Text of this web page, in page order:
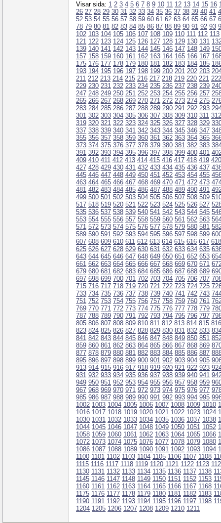
Visar sida: 1 2 3 4 5 6 7 8 9 10 11 12 13 14 15 16
26 27 28 29 30 31 32 33 34 35 36 37 38 39 40 41
52 53 54 55 56 57 58 59 60 61 62 63 64 65 66 67
78 79 80 81 82 83 84 85 86 87 88 89 90 91 92 93
102 103 104 105 106 107 108 109 110 111 112 113
121 122 123 124 125 126 127 128 129 130 131
139 140 141 142 143 144 145 146 147 148 149
157 158 159 160 161 162 163 164 165 166 167
175 176 177 178 179 180 181 182 183 184 185
193 194 195 196 197 198 199 200 201 202 203
211 212 213 214 215 216 217 218 219 220 221 222
229 230 231 232 233 234 235 236 237 238 239
247 248 249 250 251 252 253 254 255 256 257
265 266 267 268 269 270 271 272 273 274 275
283 284 285 286 287 288 289 290 291 292 293
301 302 303 304 305 306 307 308 309 310 311 312
319 320 321 322 323 324 325 326 327 328 329
337 338 339 340 341 342 343 344 345 346 347
355 356 357 358 359 360 361 362 363 364 365
373 374 375 376 377 378 379 380 381 382 383
391 392 393 394 395 396 397 398 399 400 401
409 410 411 412 413 414 415 416 417 418 419 420
427 428 429 430 431 432 433 434 435 436 437
445 446 447 448 449 450 451 452 453 454 455
463 464 465 466 467 468 469 470 471 472 473
481 482 483 484 485 486 487 488 489 490 491
499 500 501 502 503 504 505 506 507 508 509
517 518 519 520 521 522 523 524 525 526 527
535 536 537 538 539 540 541 542 543 544 545
553 554 555 556 557 558 559 560 561 562 563
571 572 573 574 575 576 577 578 579 580 581
589 590 591 592 593 594 595 596 597 598 599
607 608 609 610 611 612 613 614 615 616 617 618
625 626 627 628 629 630 631 632 633 634 635
643 644 645 646 647 648 649 650 651 652 653
661 662 663 664 665 666 667 668 669 670 671
679 680 681 682 683 684 685 686 687 688 689
697 698 699 700 701 702 703 704 705 706 707
715 716 717 718 719 720 721 722 723 724 725
733 734 735 736 737 738 739 740 741 742 743
751 752 753 754 755 756 757 758 759 760 761
769 770 771 772 773 774 775 776 777 778 779
787 788 789 790 791 792 793 794 795 796 797
805 806 807 808 809 810 811 812 813 814 815 816
823 824 825 826 827 828 829 830 831 832 833
841 842 843 844 845 846 847 848 849 850 851
859 860 861 862 863 864 865 866 867 868 869
877 878 879 880 881 882 883 884 885 886 887
895 896 897 898 899 900 901 902 903 904 905
913 914 915 916 917 918 919 920 921 922 923
931 932 933 934 935 936 937 938 939 940 941
949 950 951 952 953 954 955 956 957 958 959
967 968 969 970 971 972 973 974 975 976 977
985 986 987 988 989 990 991 992 993 994 995
1002 1003 1004 1005 1006 1007 1008 1009 1010
1016 1017 1018 1019 1020 1021 1022 1023 1024
1030 1031 1032 1033 1034 1035 1036 1037 1038
1044 1045 1046 1047 1048 1049 1050 1051 1052
1058 1059 1060 1061 1062 1063 1064 1065 1066
1072 1073 1074 1075 1076 1077 1078 1079 1080
1086 1087 1088 1089 1090 1091 1092 1093 1094
1100 1101 1102 1103 1104 1105 1106 1107 1108
1115 1116 1117 1118 1119 1120 1121 1122 1123
1130 1131 1132 1133 1134 1135 1136 1137 1138
1145 1146 1147 1148 1149 1150 1151 1152 1153
1160 1161 1162 1163 1164 1165 1166 1167 1168
1175 1176 1177 1178 1179 1180 1181 1182 1183
1190 1191 1192 1193 1194 1195 1196 1197 1198
1204 1205 1206 1207 1208 1209 1210 1211